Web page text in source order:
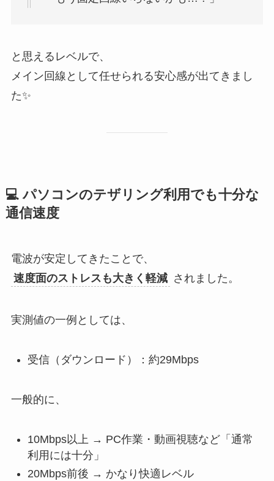
と思えるレベルで、
メイン回線として任せられる安心感が出てきまし
た✨
💻 パソコンのテザリング利用でも十分な
通信速度
電波が安定してきたことで、
速度面のストレスも大きく軽減 されました。
実測値の一例としては、
受信（ダウンロード）：約29Mbps
一般的に、
10Mbps以上 → PC作業・動画視聴など「通常
利用には十分」
20Mbps前後 → かなり快適レベル